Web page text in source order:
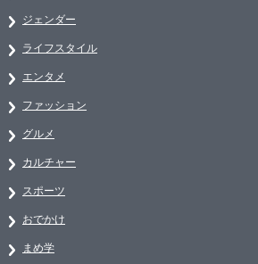
ジェンダー
ライフスタイル
エンタメ
ファッション
グルメ
カルチャー
スポーツ
おでかけ
まめ学